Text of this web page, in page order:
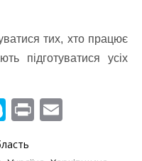
тих, хто працює
підготуватися усіх
S Pr